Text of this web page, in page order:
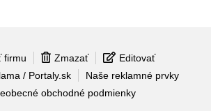
firmu Zmazať
Editovať
/ Portaly.sk
Naše reklamné prvky
obchodné podmienky